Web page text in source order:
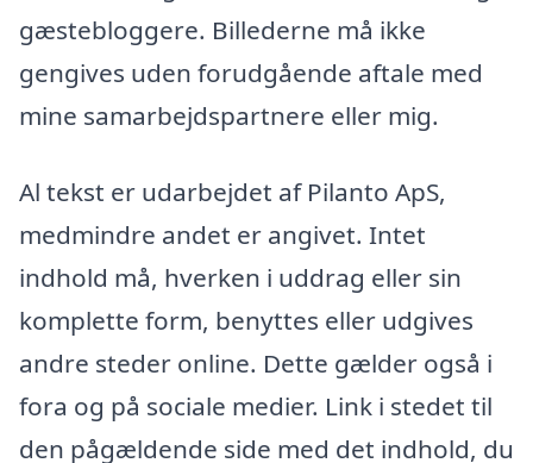
gæstebloggere. Billederne må ikke
gengives uden forudgående aftale med
mine samarbejdspartnere eller mig.
Al tekst er udarbejdet af Pilanto ApS,
medmindre andet er angivet. Intet
indhold må, hverken i uddrag eller sin
komplette form, benyttes eller udgives
andre steder online. Dette gælder også i
fora og på sociale medier. Link i stedet til
den pågældende side med det indhold, du